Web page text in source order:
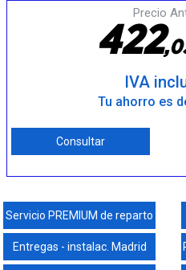
Precio
422,0
IVA
Tu ahorro es
Consultar
Servicio PREMIUM de reparto
Entregas - instalac. Madrid